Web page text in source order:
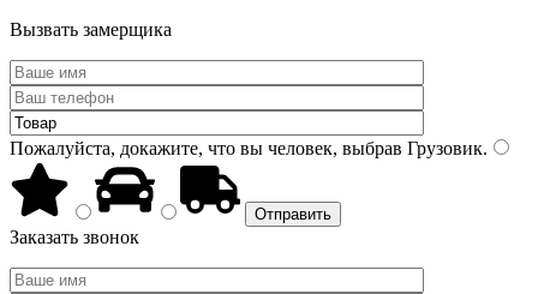
Вызвать замерщика
Пожалуйста, докажите, что вы человек, выбрав Грузовик.
Заказать звонок